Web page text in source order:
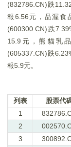
(832786.CN)跌
報6.56元，品渥食
(600300.CN)跌
15.9元，熊貓乳
(605337.CN)跌
報5.9元。
列表 股票代
1
2
3